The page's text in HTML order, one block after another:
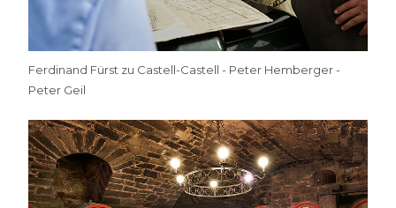
Ferdinand Fürst zu Castell-Castell - Peter Hemberger -
Peter Geil